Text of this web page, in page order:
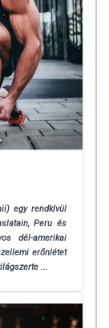
egy rendkívül
Peru és
dél-amerikai
erőnlétet
...